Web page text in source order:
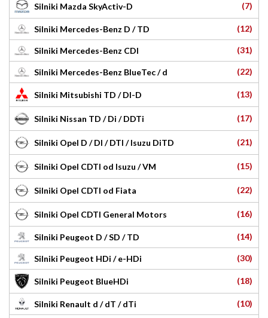
Silniki Mazda SkyActiv-D (7)
Silniki Mercedes-Benz D / TD (12)
Silniki Mercedes-Benz CDI (31)
Silniki Mercedes-Benz BlueTec / d (22)
Silniki Mitsubishi TD / DI-D (13)
Silniki Nissan TD / Di / DDTi (17)
Silniki Opel D / DI / DTI / Isuzu DiTD (21)
Silniki Opel CDTI od Isuzu / VM (15)
Silniki Opel CDTI od Fiata (22)
Silniki Opel CDTI General Motors (16)
Silniki Peugeot D / SD / TD (14)
Silniki Peugeot HDi / e-HDi (30)
Silniki Peugeot BlueHDi (18)
Silniki Renault d / dT / dTi (10)